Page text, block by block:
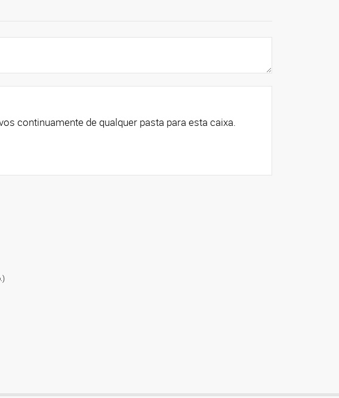
pode arrastar e soltar arquivos continuamente de qualquer pasta para esta caixa.